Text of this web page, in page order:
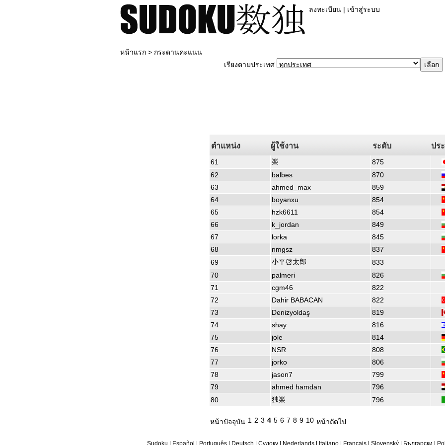
ลงทะเบียน| เข้าสู่ระบบ
หน้าแรก> กระดานคะแนน
เรียงตามประเทศ
ตำแหน่ง ผู้ใช้งาน ระดับ ปร
61 楽
875
62
balbes
870
63
ahmed_max
859
64
boyanxu
854
65
hzk6611
854
66
k_jordan
849
67
lorka
845
68
nmgsz
837
69
小平啓太郎
833
70
palmeri
826
71
cgm46
822
72
Dahir BABACAN
822
73
Denizyoldaş
819
74
shay
816
75
jole
814
76
NSR
808
77
jorko
806
78
jason7
799
79
ahmed hamdan
796
80
独楽 796
หน้าปัจจุบัน 1 2 3 4 5 6 7 8 9 10 หน้าถัดไป
Sudoku Español Português Deutsch Судоку Nederlands Italiano Français Slovenský Български